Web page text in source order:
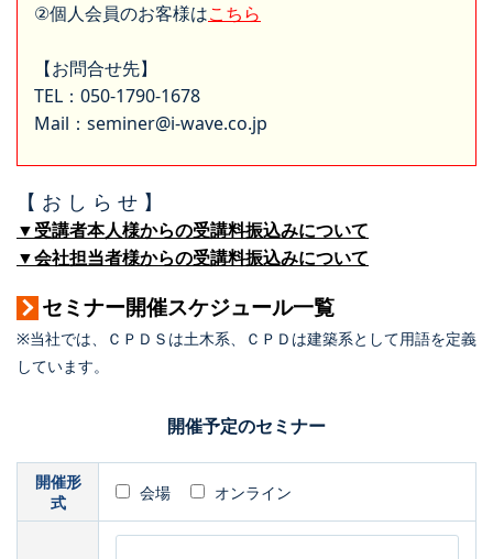
②個人会員のお客様はこちら
【お問合せ先】
TEL：050-1790-1678
Mail：seminer@i-wave.co.jp
【 お し ら せ 】
▼受講者本人様からの受講料振込みについて
▼会社担当者様からの受講料振込みについて
セミナー開催スケジュール一覧
※当社では、ＣＰＤＳは土木系、ＣＰＤは建築系として用語を定義
しています。
開催予定のセミナー
開催形
式
会場 オンライン